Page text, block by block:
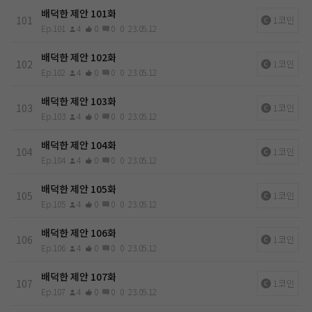
101 배덕한 제안 101화
Ep.101 4 0 0 0 23.05.12
1코인
102 배덕한 제안 102화
Ep.102 4 0 0 0 23.05.12
1코인
103 배덕한 제안 103화
Ep.103 4 0 0 0 23.05.12
1코인
104 배덕한 제안 104화
Ep.104 4 0 0 0 23.05.12
1코인
105 배덕한 제안 105화
Ep.105 4 0 0 0 23.05.12
1코인
106 배덕한 제안 106화
Ep.106 4 0 0 0 23.05.12
1코인
107 배덕한 제안 107화
Ep.107 4 0 0 0 23.05.12
1코인